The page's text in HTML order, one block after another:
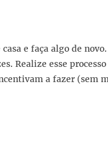
e faça algo de
Realize esse
a fazer (sem